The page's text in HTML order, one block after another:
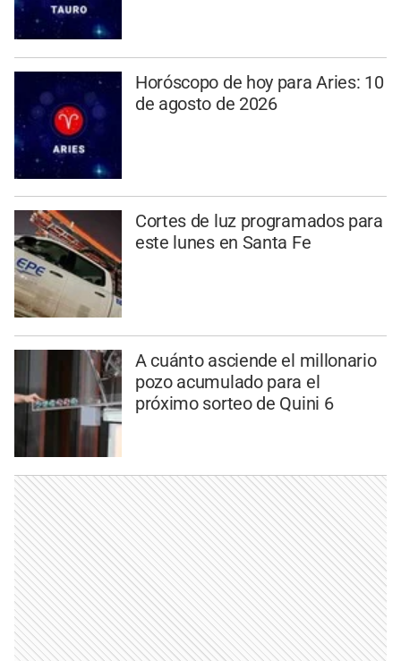
Horóscopo de hoy para Aries: 10
de agosto de 2026
Cortes de luz programados para
este lunes en Santa Fe
A cuánto asciende el millonario
pozo acumulado para el
próximo sorteo de Quini 6